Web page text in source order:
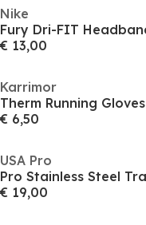
Nike
Fury Dri-FIT
€ 13,00
Karrimor
€ 6,50
USA Pro
€ 19,00